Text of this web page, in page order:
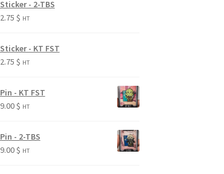
Sticker - 2-TBS
2.75 $ HT
Sticker - KT FST
2.75 $ HT
Pin - KT FST
9.00$ HT
Pin - 2-TBS
9.00$ HT